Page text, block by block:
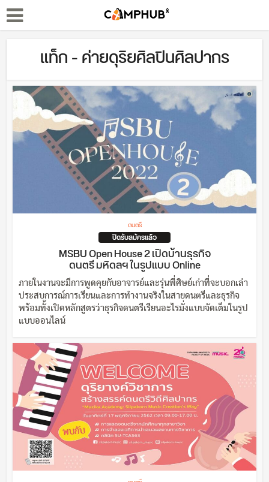
แท็ก - ค่ายดุริยศิลปินศิลปากร
ดนตรี
ปิดรับสมัครแล้ว
MSBU Open House 2 เปิดบ้านธุรกิจ
ดนตรี มหิดลฯ ในรูปแบบ Online
ภายในงานจะมีการพูดคุยกับอาจารย์และรุ่นพี่ศิษย์เก่าที่จะบอกเล่า
ประสบการณ์การเรียนและการทำงานจริงในสายดนตรีและธุรกิจ
พร้อมทั้งเปิดหลักสูตรว่าธุรกิจดนตรีเรียนอะไรมั่งแบบจัดเต็มในรูป
แบบออนไลน์